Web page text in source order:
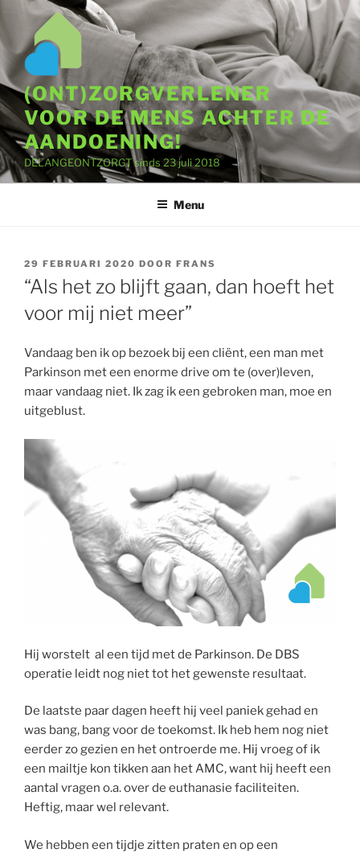
de
inhoud
(ONT)ZORGVERLENER
VOOR DE MENS ACHTER DE
AANDOENING!
DELANGEONTZORGT sinds 23 juli 2018
Menu
GEPLAATST
OP
29 FEBRUARI 2020 DOOR FRANS
“Als het zo blijft gaan, dan hoeft het
voor mij niet meer”
Vandaag ben ik op bezoek bij een cliënt, een man met
Parkinson met een enorme drive om te (over)leven,
maar vandaag niet. Ik zag ik een gebroken man, moe en
uitgeblust.
Hij worstelt al een tijd met de Parkinson. De DBS
operatie leidt nog niet tot het gewenste resultaat.
De laatste paar dagen heeft hij veel paniek gehad en
was bang, bang voor de toekomst. Ik heb hem nog niet
eerder zo gezien en het ontroerde me. Hij vroeg of ik
een mailtje kon tikken aan het AMC, want hij heeft een
aantal vragen o.a. over de euthanasie faciliteiten.
Heftig, maar wel relevant.
We hebben een tijdje zitten praten en op een